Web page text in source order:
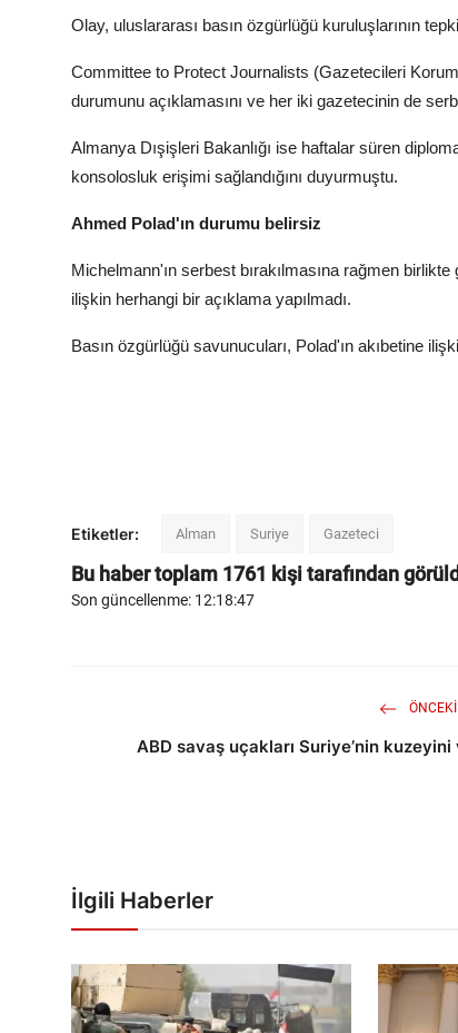
Olay, uluslararası basın özgürlüğü kuruluşlarının
Committee to Protect Journalists (Gazetecileri
durumunu açıklamasını ve her iki gazetecinin de
Almanya Dışişleri Bakanlığı ise haftalar süren
konsolosluk erişimi sağlandığını duyurmuştu.
Ahmed Polad'ın durumu belirsiz
Michelmann'ın serbest bırakılmasına rağmen
ilişkin herhangi bir açıklama yapılmadı.
Basın özgürlüğü savunucuları, Polad'ın akıbetine
Etiketler: Alman Suriye Gazeteci
Bu haber toplam 1761 kişi tarafından
Son güncellenme: 12:18:47
ABD savaş uçakları Suriye’nin kuzeyini
İlgili Haberler